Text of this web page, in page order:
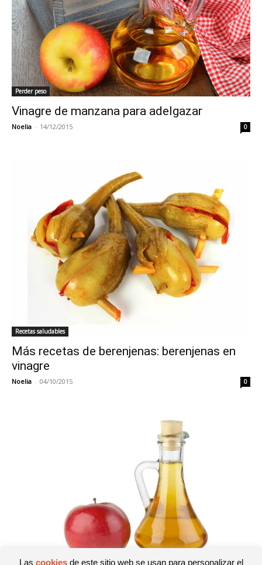
Perder peso
Vinagre de manzana para adelgazar
Noelia - 14/12/2015 0
Recetas saludables
Más recetas de berenjenas: berenjenas en
vinagre
Noelia - 04/10/2015 0
Las cookiesde este sitio web se usan para personalizar el